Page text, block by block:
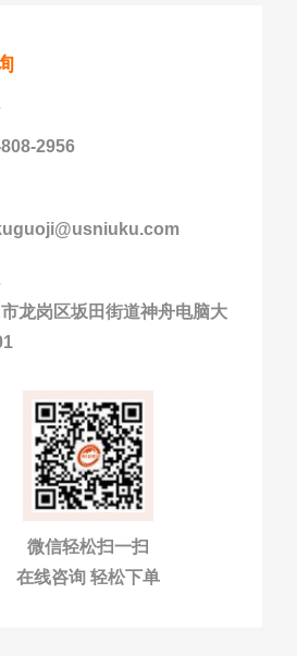
2956
龙岗区坂田街道神舟电脑大
微信轻松扫一扫
在线咨询 轻松下单